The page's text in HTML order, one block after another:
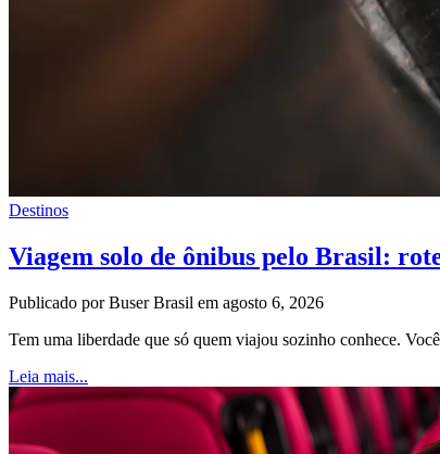
Destinos
Viagem solo de ônibus pelo Brasil:
Publicado por Buser Brasil em agosto 6, 2026
Tem uma liberdade que só quem viajou sozinho conhece.
Leia mais...